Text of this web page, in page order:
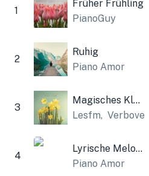
1
Früher Frühling
PianoGuy
2
Ruhig
Piano Amor
3
Magisches Klavier
Lesfm, Verbovets
4
Lyrische Melodie
Piano Amor